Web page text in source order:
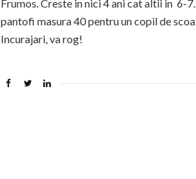
Frumos. Creste in nici 4 ani cat altii in 6-
pantofi masura 40 pentru un copil de
Incurajari, va rog!